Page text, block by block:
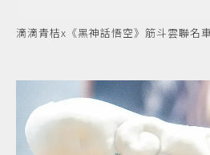
滴滴青桔x《黑神話悟空》筋斗雲聯名